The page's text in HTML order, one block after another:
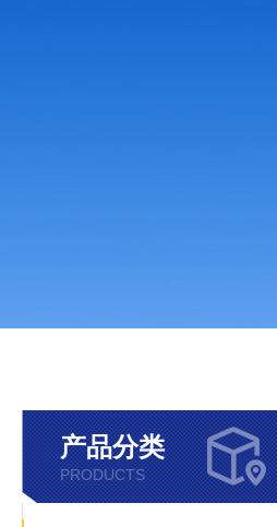
产品分类
PRODUCTS